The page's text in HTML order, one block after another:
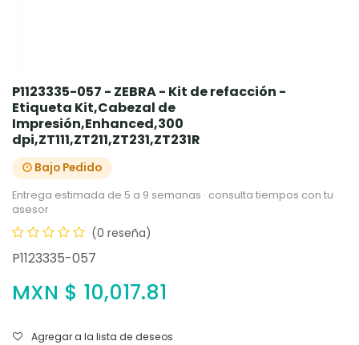
P1123335-057 - ZEBRA - Kit de refacción -
Etiqueta Kit,Cabezal de
Impresión,Enhanced,300
dpi,ZT111,ZT211,ZT231,ZT231R
Bajo Pedido
Entrega estimada de 5 a 9 semanas · consulta tiempos con tu
asesor
(0 reseña)
P1123335-057
MXN $ 10,017.81
Agregar a la lista de deseos